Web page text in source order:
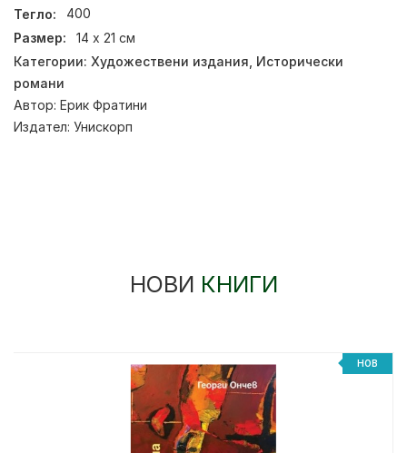
Тегло:
400
Размер:
14 х 21 см
Категории: Художествени издания Исторически
романи
Автор: Ерик Фратини
Издател: Унискорп
НОВИ КНИГИ
НОВ